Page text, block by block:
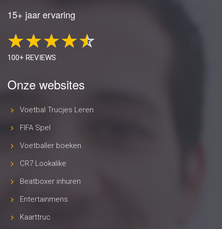
15+ jaar ervaring
100+ REVIEWS
Onze websites
Voetbal Trucjes Leren
FIFA Spel
Voetballer boeken
CR7 Lookalike
Beatboxer inhuren
Entertainmens
Kaarttruc